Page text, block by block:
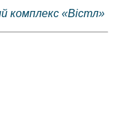
комплекс «Вістл»